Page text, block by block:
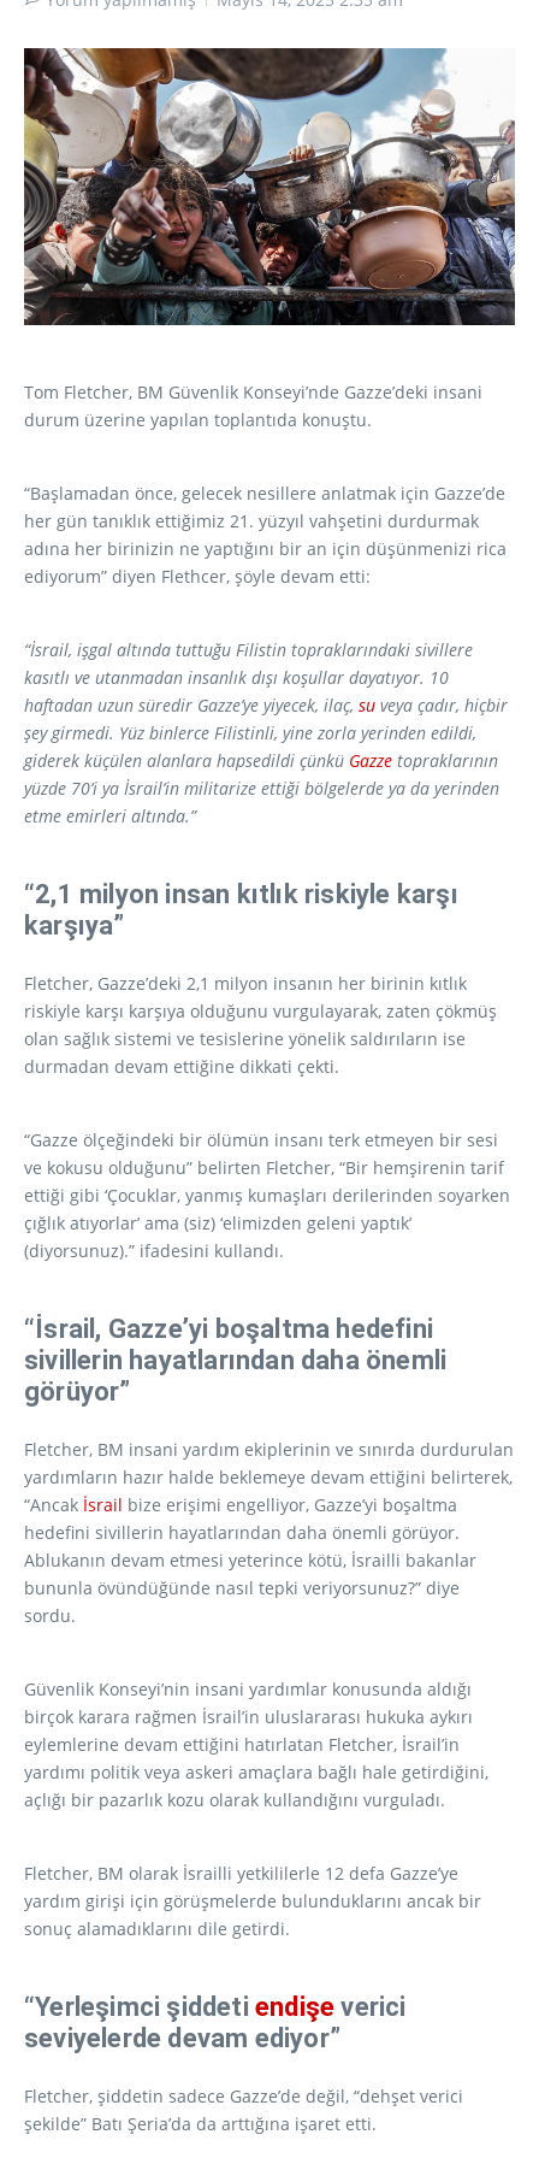
Tom Fletcher, BM Güvenlik Konseyi’nde Gazze’deki insani
durum üzerine yapılan toplantıda konuştu.
“Başlamadan önce, gelecek nesillere anlatmak için Gazze’de
her gün tanıklık ettiğimiz 21. yüzyıl vahşetini durdurmak
adına her birinizin ne yaptığını bir an için düşünmenizi rica
ediyorum” diyen Flethcer, şöyle devam etti:
“İsrail, işgal altında tuttuğu Filistin topraklarındaki sivillere
kasıtlı ve utanmadan insanlık dışı koşullar dayatıyor. 10
haftadan uzun süredir Gazze’ye yiyecek, ilaç, su veya çadır, hiçbir
şey girmedi. Yüz binlerce Filistinli, yine zorla yerinden edildi,
giderek küçülen alanlara hapsedildi çünkü Gazze topraklarının
yüzde 70’i ya İsrail’in militarize ettiği bölgelerde ya da yerinden
etme emirleri altında.”
“2,1 milyon insan kıtlık riskiyle karşı
karşıya”
Fletcher, Gazze’deki 2,1 milyon insanın her birinin kıtlık
riskiyle karşı karşıya olduğunu vurgulayarak, zaten çökmüş
olan sağlık sistemi ve tesislerine yönelik saldırıların ise
durmadan devam ettiğine dikkati çekti.
“Gazze ölçeğindeki bir ölümün insanı terk etmeyen bir sesi
ve kokusu olduğunu” belirten Fletcher, “Bir hemşirenin tarif
ettiği gibi ‘Çocuklar, yanmış kumaşları derilerinden soyarken
çığlık atıyorlar’ ama (siz) ‘elimizden geleni yaptık’
(diyorsunuz).” ifadesini kullandı.
“İsrail, Gazze’yi boşaltma hedefini
sivillerin hayatlarından daha önemli
görüyor”
Fletcher, BM insani yardım ekiplerinin ve sınırda durdurulan
yardımların hazır halde beklemeye devam ettiğini belirterek,
“Ancak İsrail bize erişimi engelliyor, Gazze’yi boşaltma
hedefini sivillerin hayatlarından daha önemli görüyor.
Ablukanın devam etmesi yeterince kötü, İsrailli bakanlar
bununla övündüğünde nasıl tepki veriyorsunuz?” diye
sordu.
Güvenlik Konseyi’nin insani yardımlar konusunda aldığı
birçok karara rağmen İsrail’in uluslararası hukuka aykırı
eylemlerine devam ettiğini hatırlatan Fletcher, İsrail’in
yardımı politik veya askeri amaçlara bağlı hale getirdiğini,
açlığı bir pazarlık kozu olarak kullandığını vurguladı.
Fletcher, BM olarak İsrailli yetkililerle 12 defa Gazze’ye
yardım girişi için görüşmelerde bulunduklarını ancak bir
sonuç alamadıklarını dile getirdi.
“Yerleşimci şiddeti endişe verici
seviyelerde devam ediyor”
Fletcher, şiddetin sadece Gazze’de değil, “dehşet verici
şekilde” Batı Şeria’da da arttığına işaret etti.